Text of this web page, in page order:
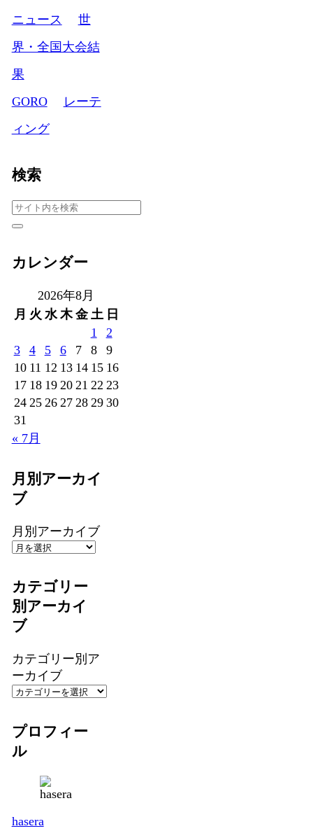
ニュース
世
界・全国大会結
果
GORO
レーテ
ィング
検索
カレンダー
2026年8月
月 火 水 木 金 土 日
1
2
3
4 5 6 7 8
9
10 11 12 13 14 15 16
17 18 19 20 21 22 23
24 25 26 27 28 29 30
31
« 7月
月別アーカイ
ブ
月別アーカイブ
カテゴリー
別アーカイ
ブ
カテゴリー別ア
ーカイブ
プロフィー
ル
hasera